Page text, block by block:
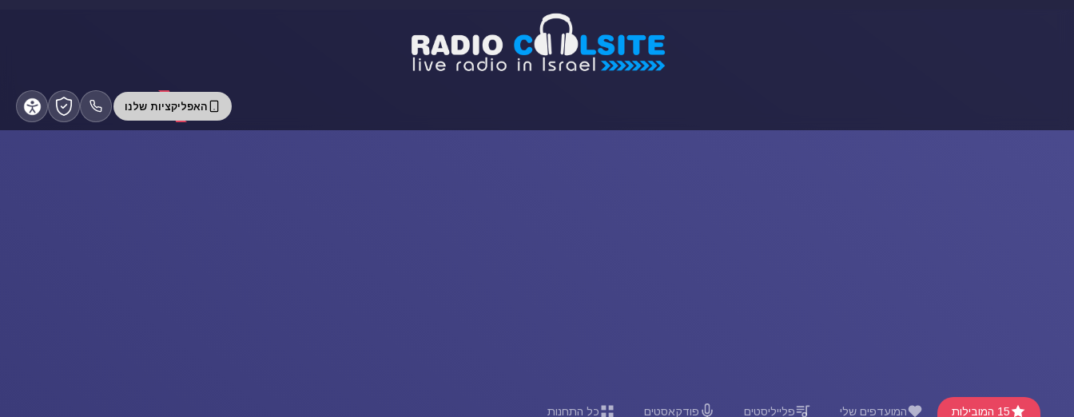
האפליקציות שלנו
15 המובילות המועדפים שלי פלייליסטים פודקאסטים כל התחנות